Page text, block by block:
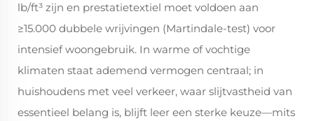
lb/ft³ zijn en prestatietextiel moet voldoen aan
≥15.000 dubbele wrijvingen (Martindale-test) voor
intensief woongebruik. In warme of vochtige
klimaten staat ademend vermogen centraal; in
huishoudens met veel verkeer, waar slijtvastheid van
essentieel belang is, blijft leer een sterke keuze—mits